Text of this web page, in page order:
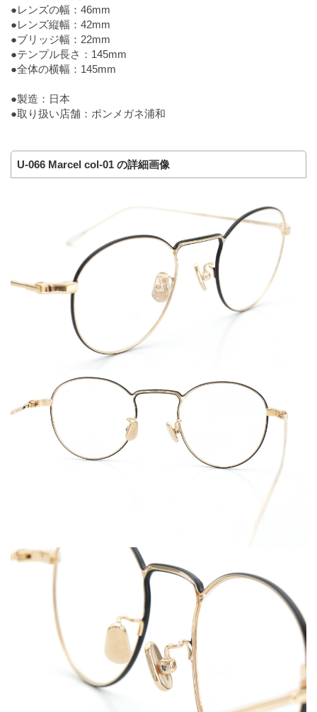
●レンズの幅：46mm
●レンズ縦幅：42mm
●ブリッジ幅：22mm
●テンプル長さ：145mm
●全体の横幅：145mm
●製造：日本
●取り扱い店舗：ポンメガネ浦和
U-066 Marcel col-01 の詳細画像